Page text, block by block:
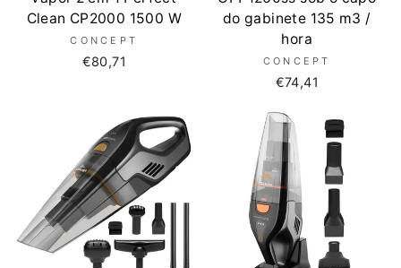
Clean CP2000 1500 W
CONCEPT
€80,71
do gabinete 135 m3 /
hora
CONCEPT
€74,41